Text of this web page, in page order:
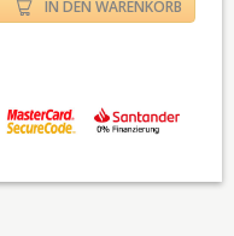
IN DEN WARENKORB